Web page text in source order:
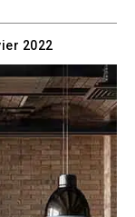
2022